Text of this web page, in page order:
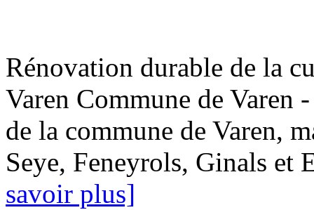
Rénovation durable de la
Varen Commune de Varen
de la commune de Varen,
Seye, Feneyrols, Ginals et
savoir plus]